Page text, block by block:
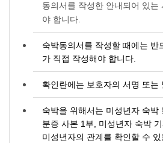
동의서를 작성한 안내되어 있는
야 합니다.
숙박동의서를 작성할 때에는 반
가 직접 작성해야 합니다.
확인란에는 보호자의 서명 또는
숙박을 위해서는 미성년자 숙박
분증 사본 1부, 미성년자 숙박
미성년자의 관계를 확인할 수